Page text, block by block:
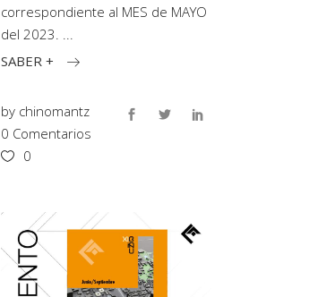
correspondiente al MES de MAYO
del 2023.
SABER +
by chinomantz
0 Comentarios
0